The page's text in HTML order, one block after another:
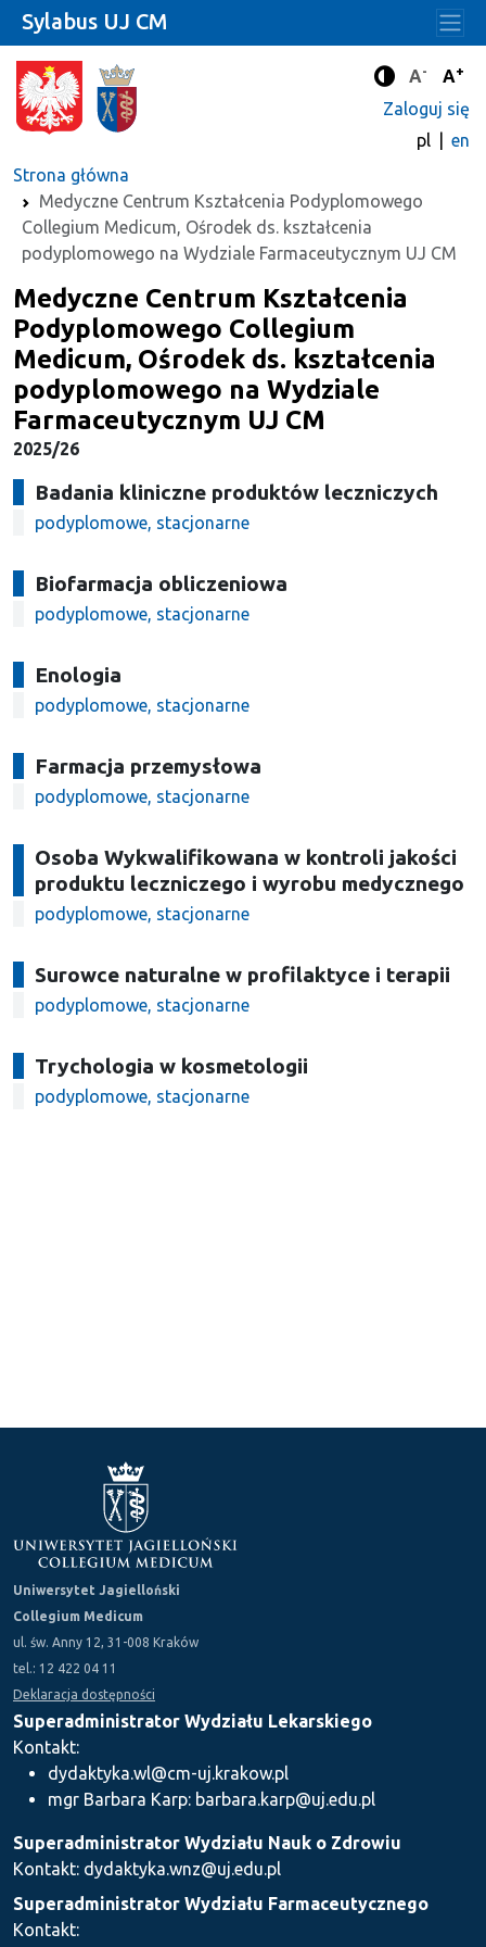
Tryb
A- A+
Zaloguj się
pl
en
Strona główna
Medyczne Centrum Kształcenia Podyplomowego
Collegium Medicum, Ośrodek ds. kształcenia
podyplomowego na Wydziale Farmaceutycznym UJ CM
Sylabus UJ CM
Medyczne Centrum Kształcenia
Podyplomowego Collegium
Medicum, Ośrodek ds. kształcenia
podyplomowego na Wydziale
Farmaceutycznym UJ CM
2025/26
Badania kliniczne produktów leczniczych
podyplomowe, stacjonarne
Biofarmacja obliczeniowa
podyplomowe, stacjonarne
Enologia
podyplomowe, stacjonarne
Farmacja przemysłowa
podyplomowe, stacjonarne
Osoba Wykwalifikowana w kontroli jakości
produktu leczniczego i wyrobu medycznego
podyplomowe, stacjonarne
Surowce naturalne w profilaktyce i terapii
podyplomowe, stacjonarne
Trychologia w kosmetologii
podyplomowe, stacjonarne
Uniwersytet Jagielloński
Collegium Medicum
ul. św. Anny 12, 31-008 Kraków
tel.: 12 422 04 11
Deklaracja dostępności
Superadministrator Wydziału Lekarskiego
Kontakt:
dydaktyka.wl@cm-uj.krakow.pl
mgr Barbara Karp: barbara.karp@uj.edu.pl
Superadministrator Wydziału Nauk o Zdrowiu
Kontakt: dydaktyka.wnz@uj.edu.pl
Superadministrator Wydziału Farmaceutycznego
Kontakt: